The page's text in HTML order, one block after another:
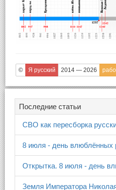
© Я русский 2014 — 2026
Последние статьи
СВО как пересборка
8 июля - день влюблённых
Открытка. 8 июля - день
Земля Императора